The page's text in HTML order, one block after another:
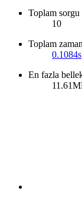
Toplam sorgu
10
Toplam zaman
0.1084s
En fazla